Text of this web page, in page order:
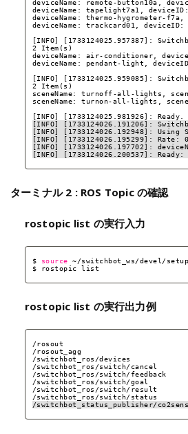
deviceName: remote-button10a,
deviceName: tapelight7a1, deviceID:
deviceName: thermo-hygrometer-f7a,
deviceName: trackcard01, deviceID:
[INFO] [1733124025.957387]:
2 Item(s)
deviceName: air-conditioner,
deviceName: pendant-light,
[INFO] [1733124025.959085]:
2 Item(s)
sceneName: turnoff-all-lights,
sceneName: turnon-all-lights,
[INFO] [1733124025.981926]: Ready.
[INFO] [1733124026.191206]:
[INFO] [1733124026.192948]: Using
[INFO] [1733124026.195299]: Rate:
[INFO] [1733124026.197702]:
[INFO] [1733124026.200537]:
ターミナル 2 : ROS Topic の確認
rostopic list の実行入力
$ source ~/switchbot_ws/devel/setup
$ rostopic list
rostopic list の実行出力例
/rosout
/rosout_agg
/switchbot_ros/devices
/switchbot_ros/switch/cancel
/switchbot_ros/switch/feedback
/switchbot_ros/switch/goal
/switchbot_ros/switch/result
/switchbot_ros/switch/status
/switchbot_status_publisher/